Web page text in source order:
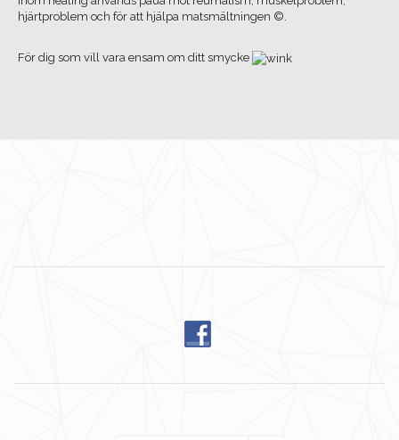
hjärtproblem och för att hjälpa matsmältningen ©.
För dig som vill vara ensam om ditt smycke